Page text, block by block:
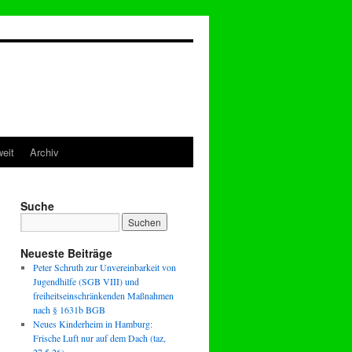
Archiv
Suche
Neueste Beiträge
Peter Schruth zur Unvereinbarkeit von
Jugendhilfe (SGB VIII) und
freiheitseinschränkenden Maßnahmen
nach § 1631b BGB
Neues Kinderheim in Hamburg:
Frische Luft nur auf dem Dach (taz,